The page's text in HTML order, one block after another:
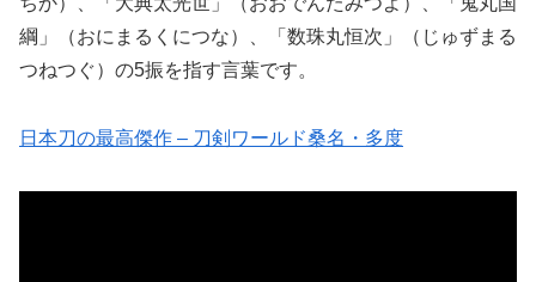
綱」（おにまるくにつな）、「数珠丸恒次」（じゅずまる
つねつぐ）の5振を指す言葉です。
日本刀の最高傑作 – 刀剣ワールド桑名・多度